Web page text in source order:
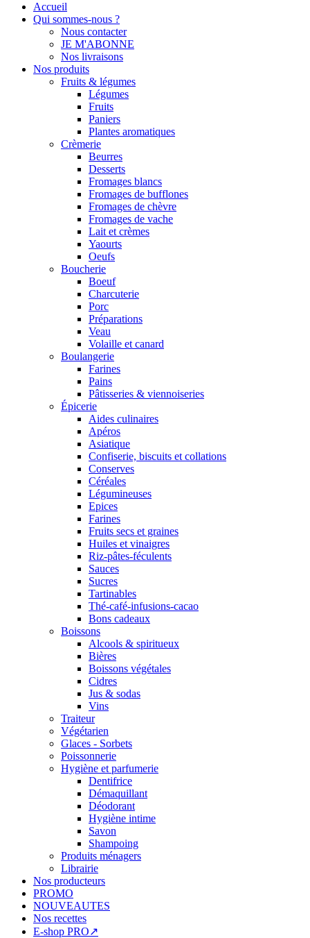
Accueil
Qui sommes-nous ?
Nous contacter
JE M'ABONNE
Nos livraisons
Nos produits
Fruits & légumes
Légumes
Fruits
Paniers
Plantes aromatiques
Crèmerie
Beurres
Desserts
Fromages blancs
Fromages de bufflones
Fromages de chèvre
Fromages de vache
Lait et crèmes
Yaourts
Oeufs
Boucherie
Boeuf
Charcuterie
Porc
Préparations
Veau
Volaille et canard
Boulangerie
Farines
Pains
Pâtisseries & viennoiseries
Épicerie
Aides culinaires
Apéros
Asiatique
Confiserie, biscuits et collations
Conserves
Céréales
Légumineuses
Epices
Farines
Fruits secs et graines
Huiles et vinaigres
Riz-pâtes-féculents
Sauces
Sucres
Tartinables
Thé-café-infusions-cacao
Bons cadeaux
Boissons
Alcools & spiritueux
Bières
Boissons végétales
Cidres
Jus & sodas
Vins
Traiteur
Végétarien
Glaces - Sorbets
Poissonnerie
Hygiène et parfumerie
Dentifrice
Démaquillant
Déodorant
Hygiène intime
Savon
Shampoing
Produits ménagers
Librairie
Nos producteurs
PROMO
NOUVEAUTES
Nos recettes
E-shop PRO↗